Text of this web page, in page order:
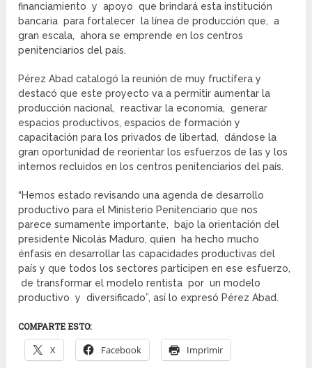
financiamiento y apoyo que brindará esta institución
bancaria para fortalecer la línea de producción que, a
gran escala, ahora se emprende en los centros
penitenciarios del país.
Pérez Abad catalogó la reunión de muy fructífera y
destacó que este proyecto va a permitir aumentar la
producción nacional, reactivar la economía, generar
espacios productivos, espacios de formación y
capacitación para los privados de libertad, dándose la
gran oportunidad de reorientar los esfuerzos de las y los
internos recluidos en los centros penitenciarios del país.
“Hemos estado revisando una agenda de desarrollo
productivo para el Ministerio Penitenciario que nos
parece sumamente importante, bajo la orientación del
presidente Nicolás Maduro, quien ha hecho mucho
énfasis en desarrollar las capacidades productivas del
país y que todos los sectores participen en ese esfuerzo,
de transformar el modelo rentista por un modelo
productivo y diversificado”, así lo expresó Pérez Abad.
COMPARTE ESTO:
X Facebook Imprimir